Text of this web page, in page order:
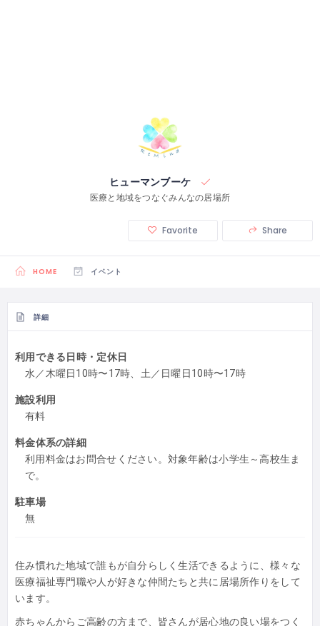
ヒューマンブーケ
医療と地域をつなぐみんなの居場所
Favorite Share
HOME イベント
詳細
利用できる日時・定休日
水／木曜日10時〜17時、土／日曜日10時〜17時
施設利用
有料
料金体系の詳細
利用料金はお問合せください。対象年齢は小学生～高校生ま
で。
駐車場
無
住み慣れた地域で誰もが自分らしく生活できるように、様々な
医療福祉専門職や人が好きな仲間たちと共に居場所作りをして
います。
赤ちゃんからご高齢の方まで、皆さんが居心地の良い場をつく